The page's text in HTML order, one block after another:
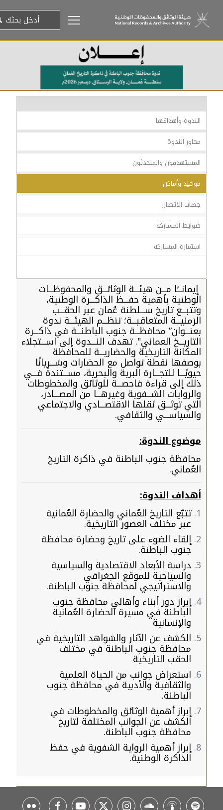
الندوة وأهدافها
محاور الندوة
المستهدفون والمتحدثون
مواعيد وأماكن
جهات الاتصال
ضوابط المشاركة
استمارة المشاركة
إيمانـــًا مـــن هيئـــة الوثائـــق والمحفوظـــات
الوطنية بأهمية حفـــظ الذاكـــرة الوطنية،
وتتبـــع تاريخ ســـلطنة عُمان عبر الحقـــب
الزمنيـــة المتعاقبـــة؛ تنظـــم الهيئـــة ندوة
بعنـــوان” محافظـــة جنوب الباطنـــة في ذاكـــرة
التاريـــخ العماني". تهدف النـــدوة إلى اســـتجلاء
المكانة التاريخية والحضاريـــة للمحافظة
بوصفها نقطة تواصل مع الحضارات وشـــريانًا
حيويًـــا للتجـــارة البرية والبحرية، مســـتندةً فـــي
ذلك إلى قراءة فاحصـــة للوثائق والمخطوطات
والروايات الشـــفوية وغيرهـــا من المصـــادر،
التي توثـــق ثقلها الاقتصـــادي والاجتماعي
والسياســـي والثقافي.
موضوع الندوة:
محافظة جنوب الباطنة في ذاكرة التاريخ
العُماني.
أهداف الندوة:
تتبّع التاريخ العُماني والحضارة العُمانية
عبر مختلف العصور التاريخية.
إلقاء الضوء على تاريخ وحضارة محافظة
جنوب الباطنة.
دراسة الأبعاد الاقتصادية والسياسية
والسياحية للموقع الجغرافي
والاستراتيجي لمحافظة جنوب الباطنة.
إبراز دور أبناء وأهالي محافظة جنوب
الباطنة في مسيرة الحضارة العُمانية
والإنسانية
الكشف عن الآثار والشواهد التاريخية في
محافظة جنوب الباطنة في مختلف
الحقب التاريخية
استعراض جوانب من الحياة العلمية
والثقافية والأدبية في محافظة جنوب
الباطنة.
إبراز أهمية الوثائق والمخطوطات في
الكشف عن الجوانب المختلفة لتاريخ
محافظة جنوب الباطنة.
إبراز أهمية الرواية الشفوية في حفظ
الذاكرة الوطنية.